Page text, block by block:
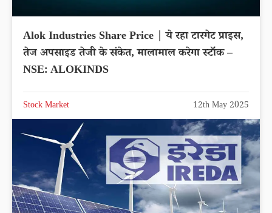
Alok Industries Share Price | ये रहा टारगेट प्राइस,
तेज अपसाइड तेजी के संकेत, मालामाल करेगा स्टॉक –
NSE: ALOKINDS
Stock Market 12th May 2025